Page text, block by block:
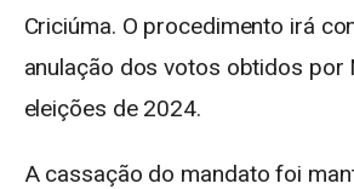
Criciúma. O procedimento irá
anulação dos votos obtidos por
eleições de 2024.
A cassação do mandato foi